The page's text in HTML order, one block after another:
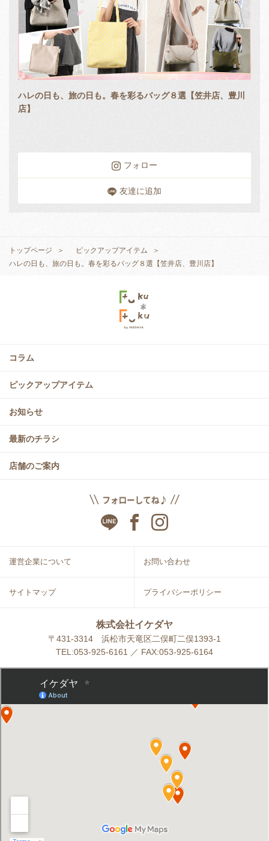
ハレの日も、旅の日も。春を彩るバッグ８選【笠井店、豊川
店】
フォロー
友達に追加
トップページ
ピックアップアイテム
ハレの日も、旅の日も。春を彩るバッグ８選【笠井店、豊川店】
コラム
ピックアップアイテム
お知らせ
最新のチラシ
店舗のご案内
運営企業について お問い合わせ
サイトマップ プライバシーポリシー
株式会社イケダヤ
〒431-3314 浜松市天竜区二俣町二俣1393-1
TEL:053-925-6161 ／ FAX:053-925-6164